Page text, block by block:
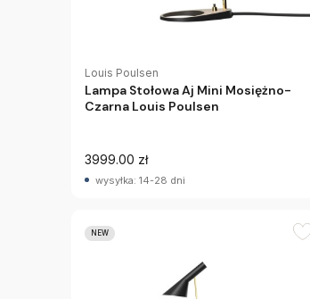
Louis Poulsen
Lampa Stołowa Aj Mini Mosiężno-
Czarna Louis Poulsen
3999.00 zł
wysyłka: 14-28 dni
NEW